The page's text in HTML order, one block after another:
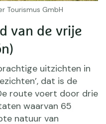
Tourismus GmbH
van de vrije
uitzichten in
dat is de
route voert door drie
waarvan 65
natuur van